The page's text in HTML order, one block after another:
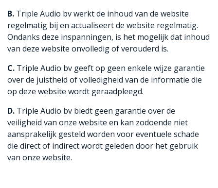
B. Triple Audio bv werkt de inhoud van de website
regelmatig bij en actualiseert de website regelmatig.
Ondanks deze inspanningen, is het mogelijk dat inhoud
van deze website onvolledig of verouderd is.
C. Triple Audio bv geeft op geen enkele wijze garantie
over de juistheid of volledigheid van de informatie die
op deze website wordt geraadpleegd.
D. Triple Audio bv biedt geen garantie over de
veiligheid van onze website en kan zodoende niet
aansprakelijk gesteld worden voor eventuele schade
die direct of indirect wordt geleden door het gebruik
van onze website.